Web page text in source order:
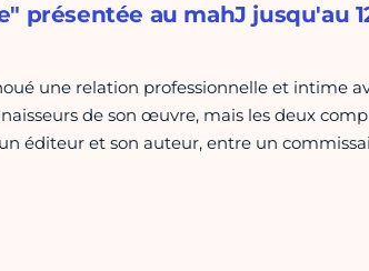
présentée au mahJ jusqu'au
une relation professionnelle et intime
de son œuvre, mais les deux
éditeur et son auteur, entre un